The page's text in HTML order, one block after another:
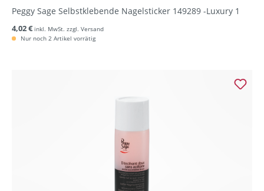
Peggy Sage Selbstklebende Nagelsticker 149289 -Luxury 1
4,02 € inkl. MwSt. zzgl. Versand
Nur noch 2 Artikel vorrätig